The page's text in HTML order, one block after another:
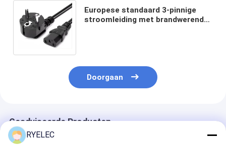
Europese standaard 3-pinnige
stroomleiding met brandwerend
Doorgaan
Geadviseerde Producten
RYELEC